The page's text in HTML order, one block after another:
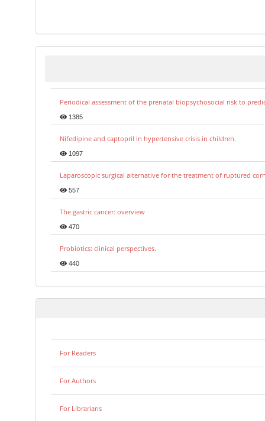
Periodical assessment of the prenatal biopsychosocial risk to
1385
Nifedipine and captopril in hypertensive crisis in children.
1097
Laparoscopic surgical alternative for the treatment of ruptured
557
The gastric cancer: overview
470
Probiotics: clinical perspectives.
440
For Readers
For Authors
For Librarians